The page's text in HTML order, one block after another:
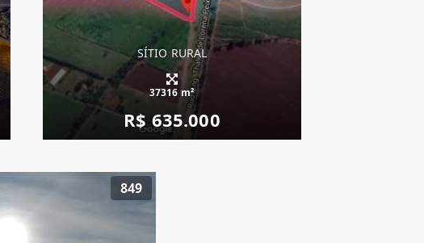
SÍTIO RURAL
37316 m²
R$ 635.000
849